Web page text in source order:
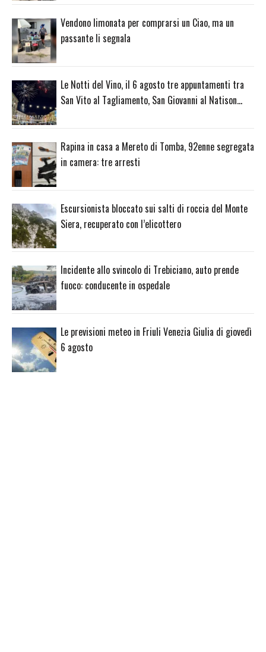
Vendono limonata per comprarsi un Ciao, ma un
passante li segnala
Le Notti del Vino, il 6 agosto tre appuntamenti tra
San Vito al Tagliamento, San Giovanni al Natison…
Rapina in casa a Mereto di Tomba, 92enne segregata
in camera: tre arresti
Escursionista bloccato sui salti di roccia del Monte
Siera, recuperato con l’elicottero
Incidente allo svincolo di Trebiciano, auto prende
fuoco: conducente in ospedale
Le previsioni meteo in Friuli Venezia Giulia di giovedì
6 agosto